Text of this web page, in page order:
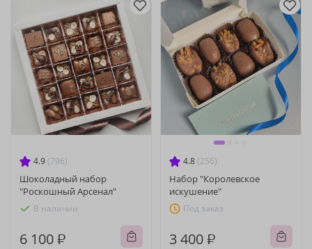
4.9 (796)
Шоколадный набор
"Роскошный Арсенал"
В наличии
6 100 ₽
4.8 (256)
Набор "Королевское
искушение"
Под заказ
3 400 ₽